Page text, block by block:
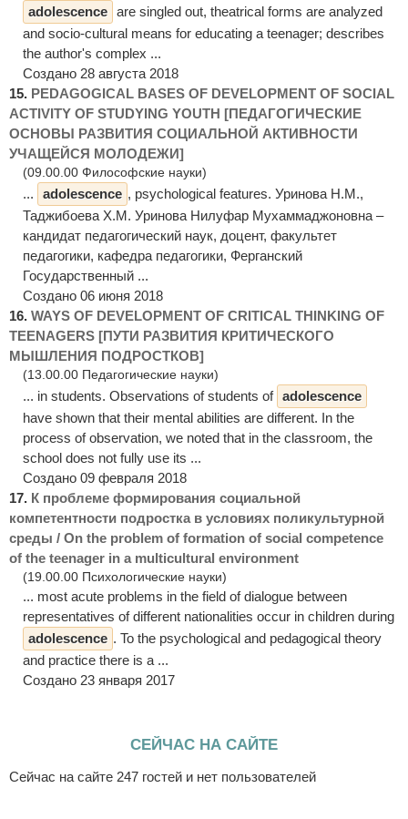
adolescence are singled out, theatrical forms are analyzed
and socio-cultural means for educating a teenager; describes
the author's complex ...
Создано 28 августа 2018
15. PEDAGOGICAL BASES OF DEVELOPMENT OF SOCIAL
ACTIVITY OF STUDYING YOUTH [ПЕДАГОГИЧЕСКИЕ
ОСНОВЫ РАЗВИТИЯ СОЦИАЛЬНОЙ АКТИВНОСТИ
УЧАЩЕЙСЯ МОЛОДЕЖИ]
(09.00.00 Философские науки)
... adolescence , psychological features. Уринова Н.М.,
Таджибоева Х.М. Уринова Нилуфар Мухаммаджоновна –
кандидат педагогический наук, доцент, факультет
педагогики, кафедра педагогики, Ферганский
Государственный ...
Создано 06 июня 2018
16. WAYS OF DEVELOPMENT OF CRITICAL THINKING OF
TEENAGERS [ПУТИ РАЗВИТИЯ КРИТИЧЕСКОГО
МЫШЛЕНИЯ ПОДРОСТКОВ]
(13.00.00 Педагогические науки)
... in students. Observations of students of adolescence
have shown that their mental abilities are different. In the
process of observation, we noted that in the classroom, the
school does not fully use its ...
Создано 09 февраля 2018
17. К проблеме формирования социальной
компетентности подростка в условиях поликультурной
среды / On the problem of formation of social competence
of the teenager in a multicultural environment
(19.00.00 Психологические науки)
... most acute problems in the field of dialogue between
representatives of different nationalities occur in children during
adolescence . To the psychological and pedagogical theory
and practice there is a ...
Создано 23 января 2017
СЕЙЧАС НА САЙТЕ
Сейчас на сайте 247 гостей и нет пользователей